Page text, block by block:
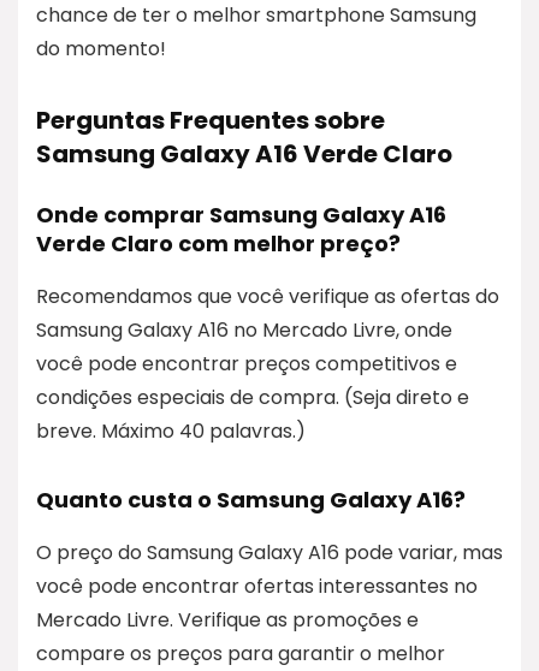
chance de ter o melhor smartphone Samsung
do momento!
Perguntas Frequentes sobre
Samsung Galaxy A16 Verde Claro
Onde comprar Samsung Galaxy A16
Verde Claro com melhor preço?
Recomendamos que você verifique as ofertas do
Samsung Galaxy A16 no Mercado Livre, onde
você pode encontrar preços competitivos e
condições especiais de compra. (Seja direto e
breve. Máximo 40 palavras.)
Quanto custa o Samsung Galaxy A16?
O preço do Samsung Galaxy A16 pode variar, mas
você pode encontrar ofertas interessantes no
Mercado Livre. Verifique as promoções e
compare os preços para garantir o melhor